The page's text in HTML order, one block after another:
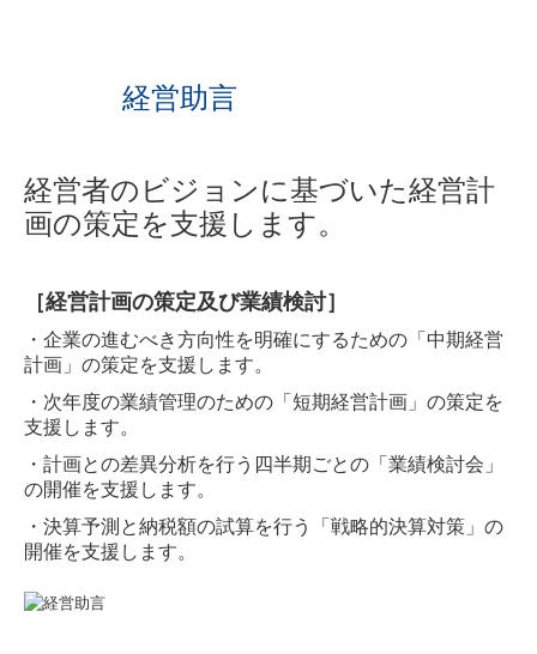
経営助言
経営者のビジョンに基づいた経営計
画の策定を支援します。
［経営計画の策定及び業績検討］
・企業の進むべき方向性を明確にするための「中期経営
計画」の策定を支援します。
・次年度の業績管理のための「短期経営計画」の策定を
支援します。
・計画との差異分析を行う四半期ごとの「業績検討会」
の開催を支援します。
・決算予測と納税額の試算を行う「戦略的決算対策」の
開催を支援します。